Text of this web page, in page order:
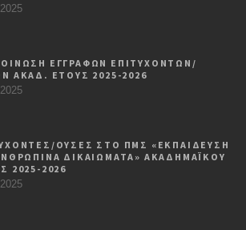
ΕΓΓΡΑΦΩΝ ΕΠΙΤΥΧΟΝΤΩΝ/
ΑΚΑΔ. ΕΤΟΥΣ 2025-2026
ΟΥΣΕΣ ΣΤΟ ΠΜΣ «ΕΚΠΑΙΔΕΥΣΗ
ΔΙΚΑΙΩΜΑΤΑ» ΑΚΑΔΗΜΑΪΚΟΥ
2025-2026